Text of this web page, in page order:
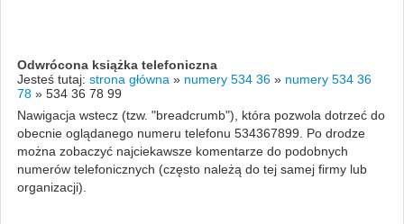
Odwrócona książka telefoniczna
Jesteś tutaj: strona główna » numery 534 36 » numery 534 36
78 » 534 36 78 99
Nawigacja wstecz (tzw. "breadcrumb"), która pozwola dotrzeć do
obecnie oglądanego numeru telefonu 534367899. Po drodze
można zobaczyć najciekawsze komentarze do podobnych
numerów telefonicznych (często należą do tej samej firmy lub
organizacji).